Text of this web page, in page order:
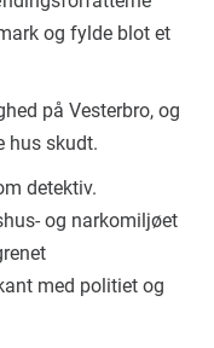
og fylde blot et
på Vesterbro, og
hus skudt.
detektiv.
og narkomiljøet
med politiet og